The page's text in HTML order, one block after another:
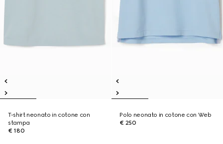
T-shirt neonato in cotone con
stampa
€ 180
Polo neonato in cotone con Web
€ 250